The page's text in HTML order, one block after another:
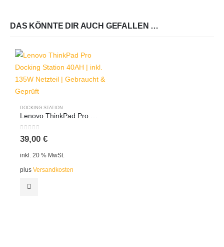
DAS KÖNNTE DIR AUCH GEFALLEN …
DOCKING STATION
Lenovo ThinkPad Pro Docking Station 40AH | inkl. 135W Netzteil | Gebraucht & Geprüft
0out of 5
39,00 €
inkl. 20 % MwSt.
plus Versandkosten